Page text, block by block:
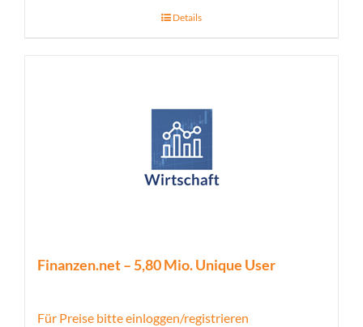
Details
Finanzen.net – 5,80 Mio. Unique User
Für Preise bitte einloggen/registrieren